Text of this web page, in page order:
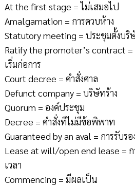
At the first stage = ไม่เสมอไป
Amalgamation = การควบห้าง
Statutory meeting = ประชุมตั้งบริ
Ratify the promoter’s contract
เริ่มก่อการ
Court decree = คำสั่งศาล
Defunct company = บริษัทร้าง
Quorum = องค์ประชุม
Decree = คำสั่งทีไม่มีข้อพิพาท
Guaranteed by an aval = การรับรอ
Lease at will/open end lease = ก
เวลา
Commencing = มีผลเป็น